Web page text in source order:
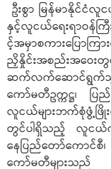
ဦးစွာ မြန်မာနိုင်ငံလူ
နှင့်လူငယ်ရေးရာဝန်က
င့်အမှာစကားပြောက
ညှိနှိုင်းအစည်းအဝေ
ဆက်လက်ဆောင်ရွက်
ကော်မတီဥက္ကဋ္ဌ၊ ပြည်
လူငယ်များဘက်စုံဖွံ့ဖ
တွင်ပါရှိသည့် လူငယ်
နေပြည်တော်ကောင်
ကော်မတီများသည်